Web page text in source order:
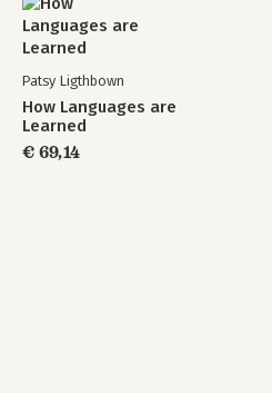
Patsy Ligthbown
How Languages are
Learned
€ 69,14